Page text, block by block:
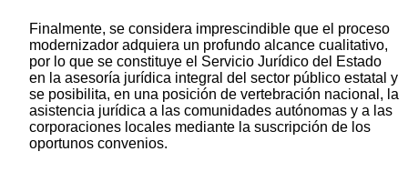
Finalmente, se considera imprescindible que el proceso
modernizador adquiera un profundo alcance cualitativo,
por lo que se constituye el Servicio Jurídico del Estado
en la asesoría jurídica integral del sector público estatal y
se posibilita, en una posición de vertebración nacional, la
asistencia jurídica a las comunidades autónomas y a las
corporaciones locales mediante la suscripción de los
oportunos convenios.